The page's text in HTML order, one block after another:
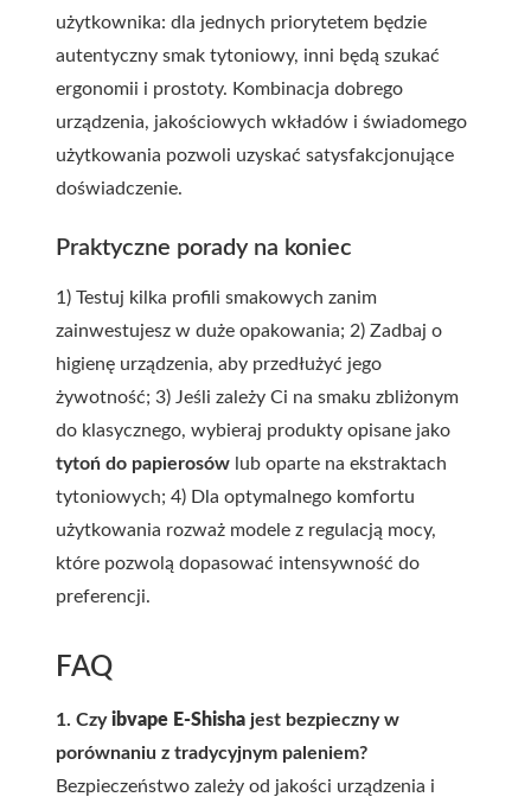
użytkownika: dla jednych priorytetem będzie
autentyczny smak tytoniowy, inni będą szukać
ergonomii i prostoty. Kombinacja dobrego
urządzenia, jakościowych wkładów i świadomego
użytkowania pozwoli uzyskać satysfakcjonujące
doświadczenie.
Praktyczne porady na koniec
1) Testuj kilka profili smakowych zanim
zainwestujesz w duże opakowania; 2) Zadbaj o
higienę urządzenia, aby przedłużyć jego
żywotność; 3) Jeśli zależy Ci na smaku zbliżonym
do klasycznego, wybieraj produkty opisane jako
tytoń do papierosów lub oparte na ekstraktach
tytoniowych; 4) Dla optymalnego komfortu
użytkowania rozważ modele z regulacją mocy,
które pozwolą dopasować intensywność do
preferencji.
FAQ
1. Czy ibvape E-Shisha jest bezpieczny w
porównaniu z tradycyjnym paleniem?
Bezpieczeństwo zależy od jakości urządzenia i